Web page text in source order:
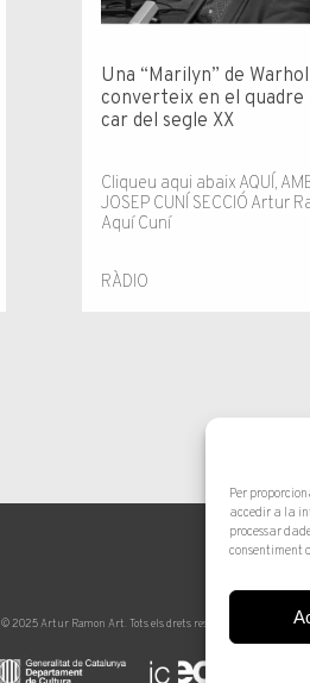
Per
accedir a la
processar
consentiment
RÀDIO
Una “Marilyn” de
converteix en el quadre
car del segle XX
Cliqueu aqui abaix AQUÍ,
JOSEP CUNÍ SECCIÓ Artur
Aquí Cuní
© 2025 Artur Ramon Art. Tots els drets reservats